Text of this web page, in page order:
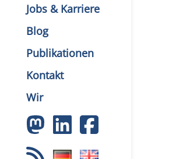
Jobs & Karriere
Blog
Publikationen
Kontakt
Wir